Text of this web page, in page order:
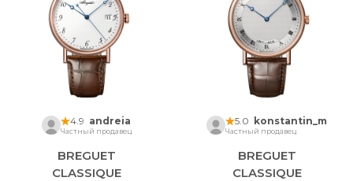
4.9 andreia
Частный продавец
BREGUET
CLASSIQUE
5.0 konstantin_m
Частный продавец
BREGUET
CLASSIQUE